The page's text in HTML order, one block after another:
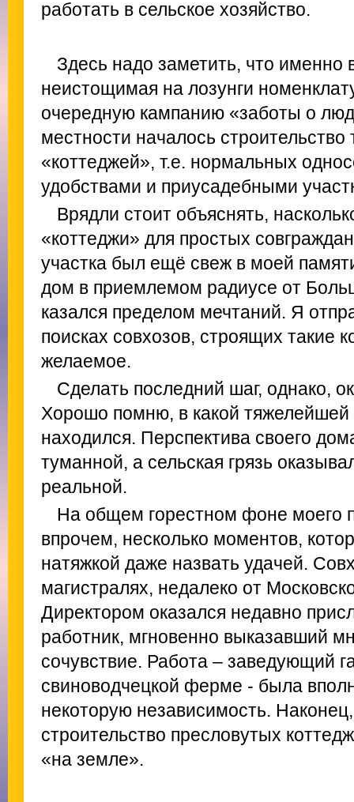
работать в сельское хозяйство.
Здесь надо заметить, что именно
неистощимая на лозунги
очередную кампанию «заботы о
местности началось
«коттеджей», т.е. нормальных
удобствами и приусадебными
Врядли стоит объяснять,
«коттеджи» для простых
участка был ещё свеж в моей
дом в приемлемом радиусе от
казался пределом мечтаний. Я
поисках совхозов, строящих такие
желаемое.
Сделать последний шаг, однако,
Хорошо помню, в какой тяжелейшей
находился. Перспектива своего
туманной, а сельская грязь
реальной.
На общем горестном фоне моего
впрочем, несколько моментов,
натяжкой даже назвать удачей.
магистралях, недалеко от
Директором оказался недавно
работник, мгновенно выказавший
сочувствие. Работа – заведующий
свиноводчецкой ферме - была
некоторую независимость.
строительство пресловутых
«на земле».